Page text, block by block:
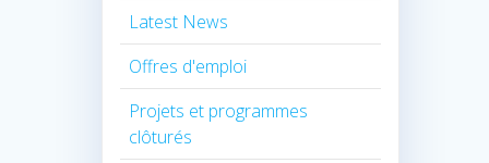
Latest News
Offres d'emploi
Projets et programmes
clôturés